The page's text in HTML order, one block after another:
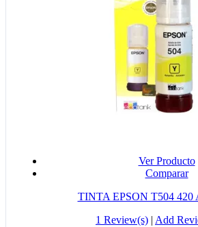
Ver Producto
Comparar
TINTA EPSON T504 420
1 Review(s) | Add